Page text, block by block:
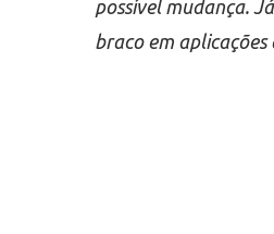
possível mudança.
braco em aplicações